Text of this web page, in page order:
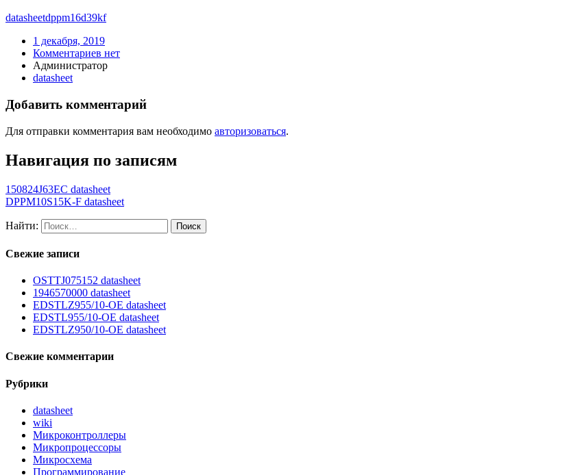
datasheetdppm16d39kf
1 декабря, 2019
Комментариев нет
Администратор
datasheet
Добавить комментарий
Для отправки комментария вам необходимо авторизоваться.
Навигация по записям
150824J63EC datasheet
DPPM10S15K-F datasheet
Найти:
Свежие записи
OSTTJ075152 datasheet
1946570000 datasheet
EDSTLZ955/10-OE datasheet
EDSTL955/10-OE datasheet
EDSTLZ950/10-OE datasheet
Свежие комментарии
Рубрики
datasheet
wiki
Микроконтроллеры
Микропроцессоры
Микросхема
Программирование